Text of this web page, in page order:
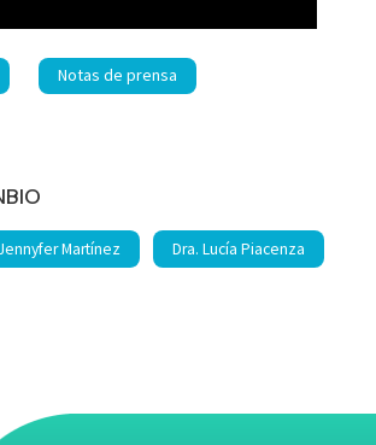
Notas de prensa
Martínez Dra. Lucía Piacenza